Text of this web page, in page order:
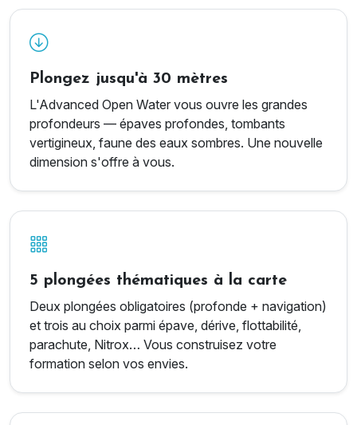
Plongez jusqu'à 30 mètres
L'Advanced Open Water vous ouvre les grandes
profondeurs — épaves profondes, tombants
vertigineux, faune des eaux sombres. Une nouvelle
dimension s'offre à vous.
5 plongées thématiques à la carte
Deux plongées obligatoires (profonde + navigation)
et trois au choix parmi épave, dérive, flottabilité,
parachute, Nitrox… Vous construisez votre
formation selon vos envies.